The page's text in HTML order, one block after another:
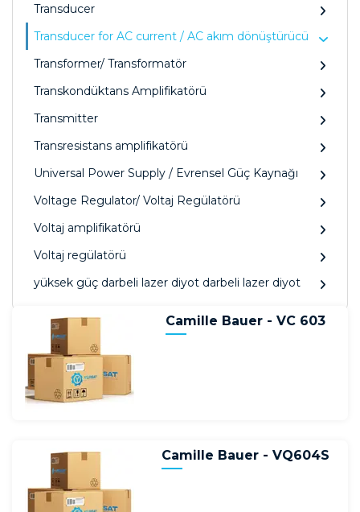
Transducer
Transducer for AC current / AC akım dönüştürücü
Transformer/ Transformatör
Transkondüktans Amplifikatörü
Transmitter
Transresistans amplifikatörü
Universal Power Supply / Evrensel Güç Kaynağı
Voltage Regulator/ Voltaj Regülatörü
Voltaj amplifikatörü
Voltaj regülatörü
yüksek güç darbeli lazer diyot darbeli lazer diyot
Camille Bauer - VC 603
Camille Bauer - VQ604S